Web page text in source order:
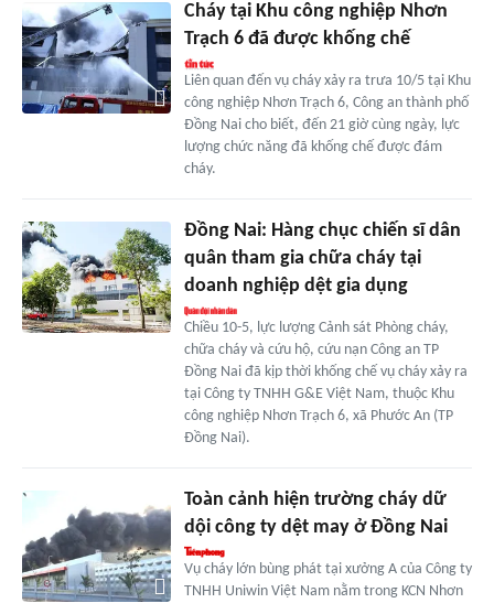
Cháy tại Khu công nghiệp Nhơn
Trạch 6 đã được khống chế
Liên quan đến vụ cháy xảy ra trưa 10/5 tại Khu
công nghiệp Nhơn Trạch 6, Công an thành phố
Đồng Nai cho biết, đến 21 giờ cùng ngày, lực
lượng chức năng đã khống chế được đám
cháy.
Đồng Nai: Hàng chục chiến sĩ dân
quân tham gia chữa cháy tại
doanh nghiệp dệt gia dụng
Chiều 10-5, lực lượng Cảnh sát Phòng cháy,
chữa cháy và cứu hộ, cứu nạn Công an TP
Đồng Nai đã kịp thời khống chế vụ cháy xảy ra
tại Công ty TNHH G&E Việt Nam, thuộc Khu
công nghiệp Nhơn Trạch 6, xã Phước An (TP
Đồng Nai).
Toàn cảnh hiện trường cháy dữ
dội công ty dệt may ở Đồng Nai
Vụ cháy lớn bùng phát tại xưởng A của Công ty
TNHH Uniwin Việt Nam nằm trong KCN Nhơn